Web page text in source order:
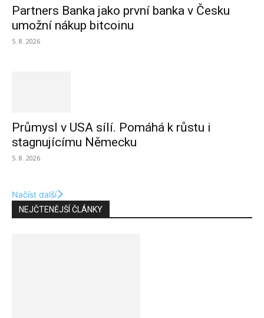
Partners Banka jako první banka v Česku
umožní nákup bitcoinu
5. 8. 2026
Průmysl v USA sílí. Pomáhá k růstu i
stagnujícímu Německu
5. 8. 2026
Načíst další
NEJČTENĚJŠÍ ČLÁNKY